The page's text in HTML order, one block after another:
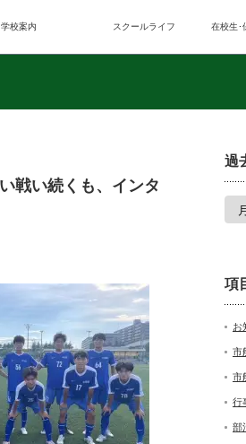
学校案内 スクールライフ 在校生･
戦い続くも、インタ
過
項
お
市
市
行
部